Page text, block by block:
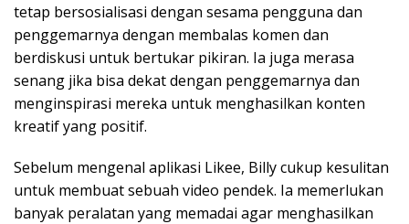
tetap bersosialisasi dengan sesama pengguna dan
penggemarnya dengan membalas komen dan
berdiskusi untuk bertukar pikiran. Ia juga merasa
senang jika bisa dekat dengan penggemarnya dan
menginspirasi mereka untuk menghasilkan konten
kreatif yang positif.
Sebelum mengenal aplikasi Likee, Billy cukup kesulitan
untuk membuat sebuah video pendek. Ia memerlukan
banyak peralatan yang memadai agar menghasilkan